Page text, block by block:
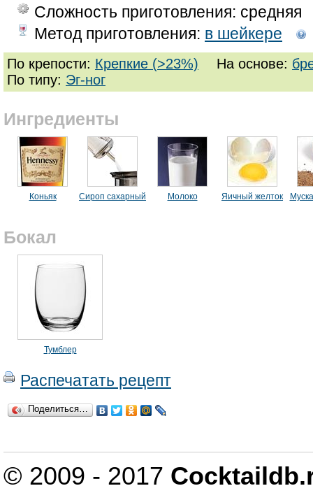
Сложность приготовления: средняя
Метод приготовления: в шейкере
По крепости: Крепкие (>23%) На основе:
По типу: Эг-ног
Ингредиенты
Коньяк Сироп сахарный Молоко Яичный желток
Бокал
Тумблер
Распечатать рецепт
Поделиться…
© 2009 - 2017